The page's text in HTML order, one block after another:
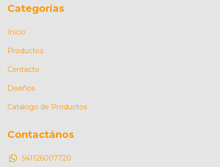
Categorías
Inicio
Productos
Contacto
Diseños
Catalogo de Productos
Contactános
541126007720